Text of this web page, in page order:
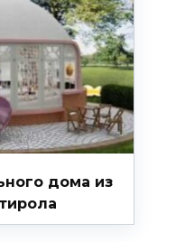
дома из